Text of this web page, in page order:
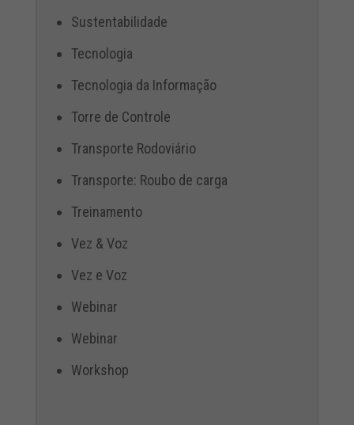
Sustentabilidade
Tecnologia
Tecnologia da Informação
Torre de Controle
Transporte Rodoviário
Transporte: Roubo de carga
Treinamento
Vez & Voz
Vez e Voz
Webinar
Webinar
Workshop